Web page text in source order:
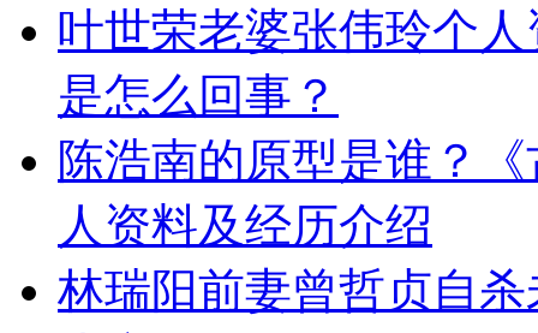
叶世荣老婆张伟玲个
是怎么回事？
陈浩南的原型是谁？
人资料及经历介绍
林瑞阳前妻曾哲贞自